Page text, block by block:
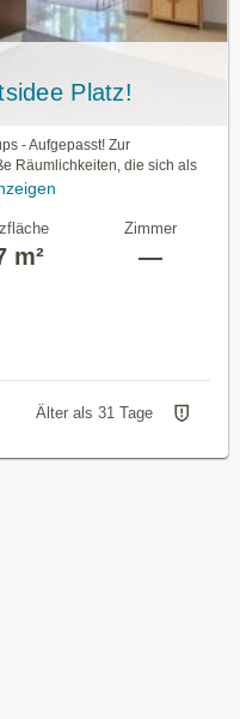
Platz!
- Aufgepasst! Zur
Räumlichkeiten, die sich als
m²
Zimmer
—
Älter als 31 Tage